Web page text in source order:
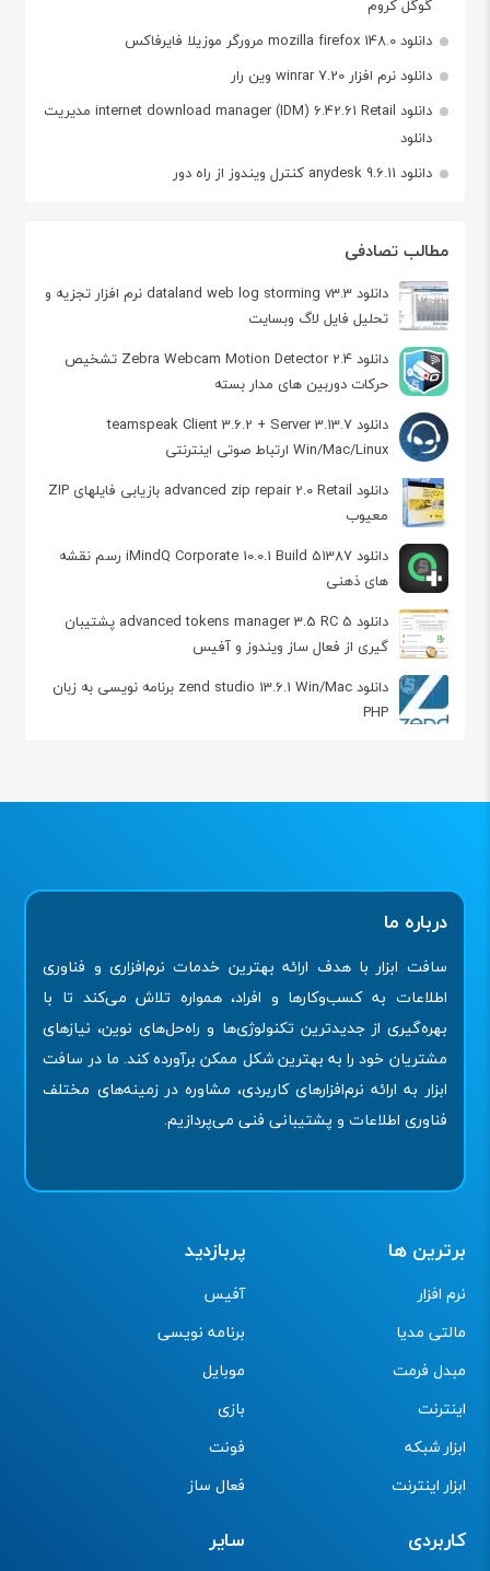
گوگل کروم
دانلود mozilla firefox 148.0 مرورگر موزیلا فایرفاکس
دانلود نرم افزار winrar 7.20 وین رار
دانلود internet download manager (IDM) 6.42.61 Retail مدیریت
دانلود
دانلود anydesk 9.6.11 کنترل ویندوز از راه دور
مطالب تصادفی
دانلود dataland web log storming v3.3 نرم افزار تجزیه و
تحلیل فایل لاگ وبسایت
دانلود Zebra Webcam Motion Detector 2.4 تشخیص
حرکات دوربین های مدار بسته
دانلود teamspeak Client 3.6.2 + Server 3.13.7
Win/Mac/Linux ارتباط صوتی اینترنتی
دانلود advanced zip repair 2.0 Retail بازیابی فایلهای ZIP
معیوب
دانلود iMindQ Corporate 10.0.1 Build 51387 رسم نقشه
های ذهنی
دانلود advanced tokens manager 3.5 RC 5 پشتیبان
گیری از فعال ساز ویندوز و آفیس
دانلود zend studio 13.6.1 Win/Mac برنامه نویسی به زبان
PHP
درباره ما
سافت ابزار با هدف ارائه بهترین خدمات نرم‌افزاری و فناوری
اطلاعات به کسب‌وکارها و افراد، همواره تلاش می‌کند تا با
بهره‌گیری از جدیدترین تکنولوژی‌ها و راه‌حل‌های نوین، نیازهای
مشتریان خود را به بهترین شکل ممکن برآورده کند. ما در سافت
ابزار به ارائه نرم‌افزارهای کاربردی، مشاوره در زمینه‌های مختلف
فناوری اطلاعات و پشتیبانی فنی می‌پردازیم.
برترین ها
نرم افزار
مالتی مدیا
مبدل فرمت
اینترنت
ابزار شبکه
ابزار اینترنت
پربازدید
آفیس
برنامه نویسی
موبایل
بازی
فونت
فعال ساز
کاربردی سایر